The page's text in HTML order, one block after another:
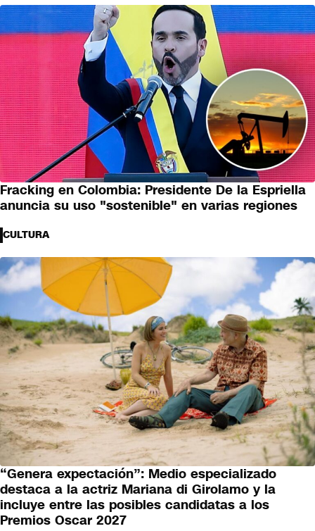
Fracking en Colombia: Presidente De la Espriella
anuncia su uso "sostenible" en varias regiones
CULTURA
“Genera expectación”: Medio especializado
destaca a la actriz Mariana di Girolamo y la
incluye entre las posibles candidatas a los
Premios Oscar 2027